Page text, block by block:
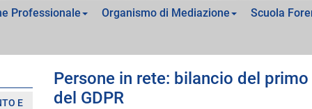
Professionale Organismo di Mediazione Scuola
E
Persone in rete: bilancio del
del GDPR